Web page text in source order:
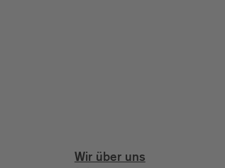
Wir über uns